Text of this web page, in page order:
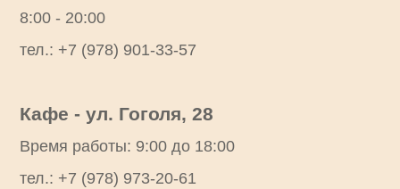
8:00 - 20:00
тел.: +7 (978) 901-33-57
Кафе - ул. Гоголя, 28
Время работы: 9:00 до 18:00
тел.: +7 (978) 973-20-61